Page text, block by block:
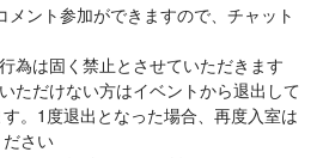
ント参加ができますので、チャット
為は固く禁止とさせていただきます
ただけない方はイベントから退出して
。1度退出となった場合、再度入室は
さい